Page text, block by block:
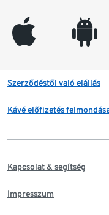
appleinc android
Szerződéstől való elállás
Kávé előfizetés
Kapcsolat & segítség
Impresszum